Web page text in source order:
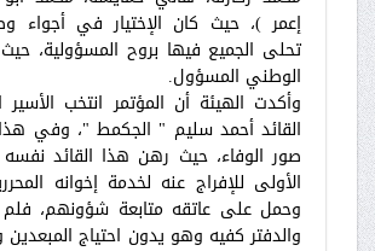
إعمر )، حيث كان الإختيار في أجواء
تحلى الجميع فيها بروح المسؤولية، حيث
الوطني المسؤول.
وأكدت الهيئة أن المؤتمر انتخب الأسير
القائد أحمد سليم " الجكمط "، وفي هذا
صور الوفاء، حيث رهن هذا القائد نفسه
الأولى للإفراج عنه لخدمة إخوانه
وحمل على عاتقه متابعة شؤونهم، فلم
والدفتر كفيه وهو يدون احتياج